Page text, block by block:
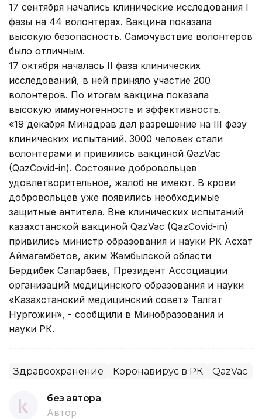
17 сентября начались клинические исследования I
фазы на 44 волонтерах. Вакцина показала
высокую безопасность. Самочувствие волонтеров
было отличным.
17 октября началась II фаза клинических
исследований, в ней приняло участие 200
волонтеров. По итогам вакцина показала
высокую иммуногенность и эффективность.
«19 декабря Минздрав дал разрешение на III фазу
клинических испытаний. 3000 человек стали
волонтерами и привились вакциной QazVac
(QazCovid-in). Состояние добровольцев
удовлетворительное, жалоб не имеют. В крови
добровольцев уже появились необходимые
защитные антитела. Вне клинических испытаний
казахстанской вакциной QazVac (QazCovid-in)
привились министр образования и науки РК Асхат
Аймагамбетов, аким Жамбылской области
Бердибек Сапарбаев, Президент Ассоциации
организаций медицинского образования и науки
«Казахстанский медицинский совет» Талгат
Нургожин», - сообщили в Минобразования и
науки РК.
Здравоохранение Коронавирус в РК QazVaс
без автора
Автор